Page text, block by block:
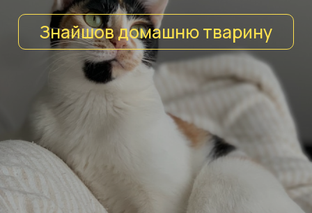
Знайшов домашню тварину